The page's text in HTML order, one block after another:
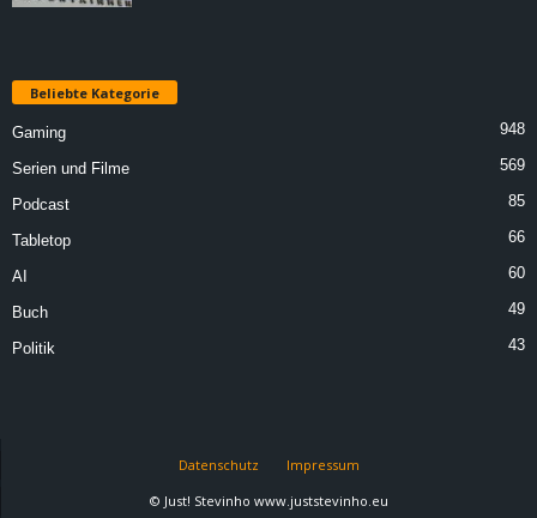
Beliebte Kategorie
Gaming 948
Serien und Filme 569
Podcast 85
Tabletop 66
AI 60
Buch 49
Politik 43
Datenschutz
Impressum
© Just! Stevinho www.juststevinho.eu